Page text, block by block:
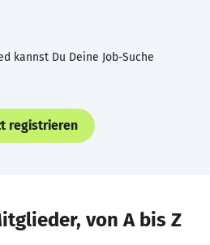
kannst Du Deine Job-Suche
registrieren
von A bis Z